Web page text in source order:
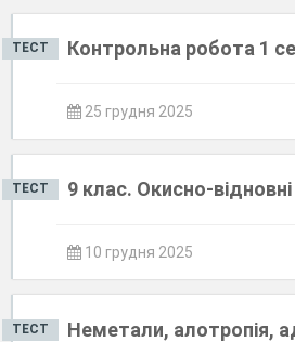
ТЕСТ Контрольна робота 1
25 грудня 2025
ТЕСТ 9 клас. Окисно-відновні
10 грудня 2025
ТЕСТ Неметали, алотропія,